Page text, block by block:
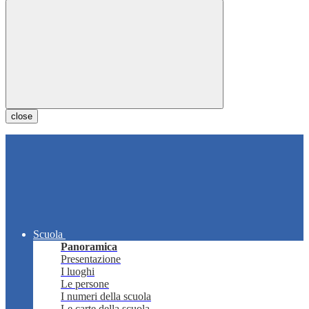
close
Scuola
Panoramica
Presentazione
I luoghi
Le persone
I numeri della scuola